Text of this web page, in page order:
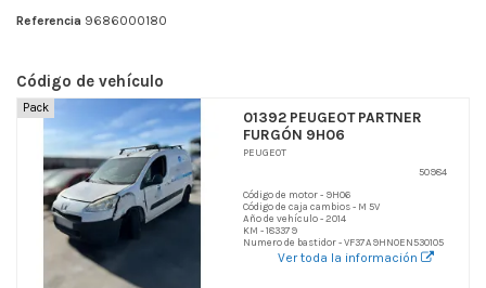
Referencia 9686000180
Código de vehículo
Pack
01392 PEUGEOT PARTNER
FURGÓN 9H06
PEUGEOT
50984
Código de motor - 9H06
Código de caja cambios - M 5V
Año de vehículo - 2014
KM - 183379
Numero de bastidor - VF37A9HN0EN530105
Ver toda la información